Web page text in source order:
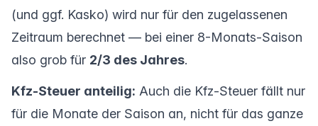
(und ggf. Kasko) wird nur für den zugelassenen
Zeitraum berechnet — bei einer 8-Monats-Saison
also grob für 2/3 des Jahres.
Kfz-Steuer anteilig: Auch die Kfz-Steuer fällt nur
für die Monate der Saison an, nicht für das ganze